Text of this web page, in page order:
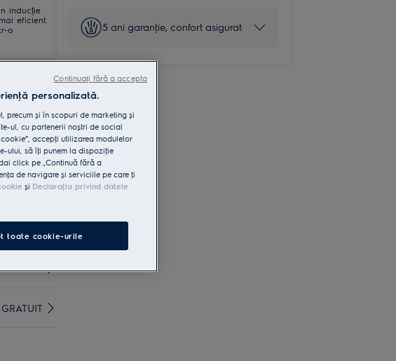
inducție
eficient
o
INCLUSĂ
INCLUSĂ
GRATUIT
5 ani garanţie, confort asigurat
personalizată.
precum și în scopuri de marketing și
ul, cu partenerii noștri de social
accepţi utilizarea modulelor
ului, să îţi punem la dispoziţie
click pe „Continuă fără a
de navigare și serviciile pe care ţi
și Declaraţia privind datele
toate cookie-urile
Continuați fără a accepta